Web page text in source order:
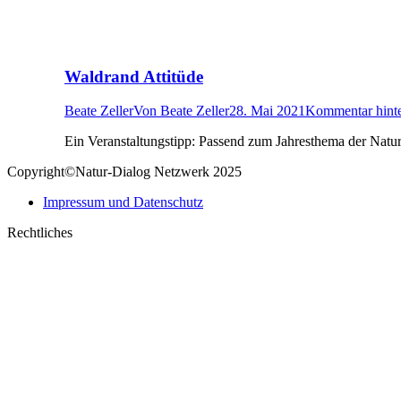
Waldrand Attitüde
Beate ZellerVon Beate Zeller28. Mai 2021Kommentar
Ein Veranstaltungstipp: Passend zum Jahresthema der
Copyright©Natur-Dialog Netzwerk 2025
Impressum und Datenschutz
Rechtliches